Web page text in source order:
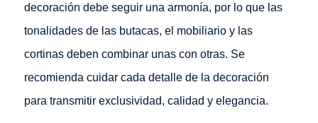
decoración debe seguir una armonía, por lo que las
tonalidades de las butacas, el mobiliario y las
cortinas deben combinar unas con otras. Se
recomienda cuidar cada detalle de la decoración
para transmitir exclusividad, calidad y elegancia.